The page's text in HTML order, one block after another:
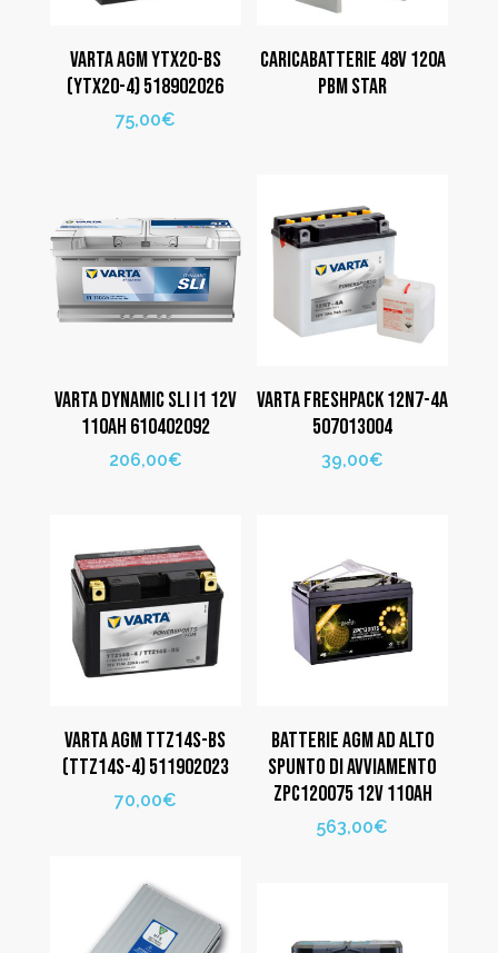
VARTA AGM YTX20-BS
(YTX20-4) 518902026
75,00€
CARICABATTERIE 48V 120A
PBM STAR
VARTA DYNAMIC SLI I1 12V
110AH 610402092
206,00€
VARTA FRESHPACK 12N7-4A
507013004
39,00€
VARTA AGM TTZ14S-BS
(TTZ14S-4) 511902023
70,00€
BATTERIE AGM AD ALTO
SPUNTO DI AVVIAMENTO
ZPC120075 12V 110AH
563,00€